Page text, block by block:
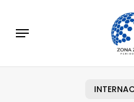
main
Menu